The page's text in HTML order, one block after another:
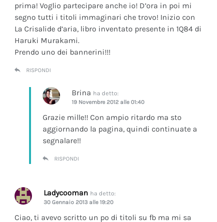
prima! Voglio partecipare anche io! D’ora in poi mi
segno tutti i titoli immaginari che trovo! Inizio con
La Crisalide d’aria, libro inventato presente in 1Q84 di
Haruki Murakami.
Prendo uno dei bannerini!!!
RISPONDI
Brina ha detto:
19 Novembre 2012 alle 01:40
Grazie mille!! Con ampio ritardo ma sto
aggiornando la pagina, quindi continuate a
segnalare!!
RISPONDI
Ladycooman ha detto:
30 Gennaio 2013 alle 19:20
Ciao, ti avevo scritto un po di titoli su fb ma mi sa